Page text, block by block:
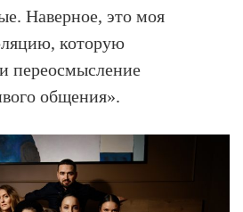
Наверное, это моя
которую
переосмысление
общения».